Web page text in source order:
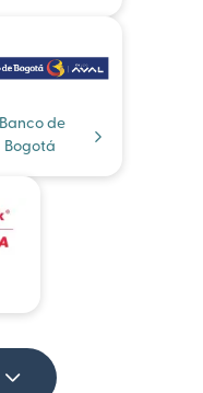
Banco de
Bogotá